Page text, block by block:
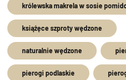
królewska makrela w sosie
książęce szproty wędzone
naturalnie wędzone
pierogi podlaskie